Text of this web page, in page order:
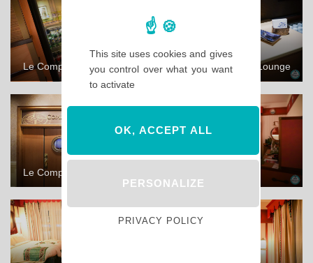
Le Compass Club Lounge Le Compass Club Lounge
Le Compass Club Lounge
This site uses cookies and gives
you control over what you want
to activate
OK, ACCEPT ALL
PERSONALIZE
PRIVACY POLICY